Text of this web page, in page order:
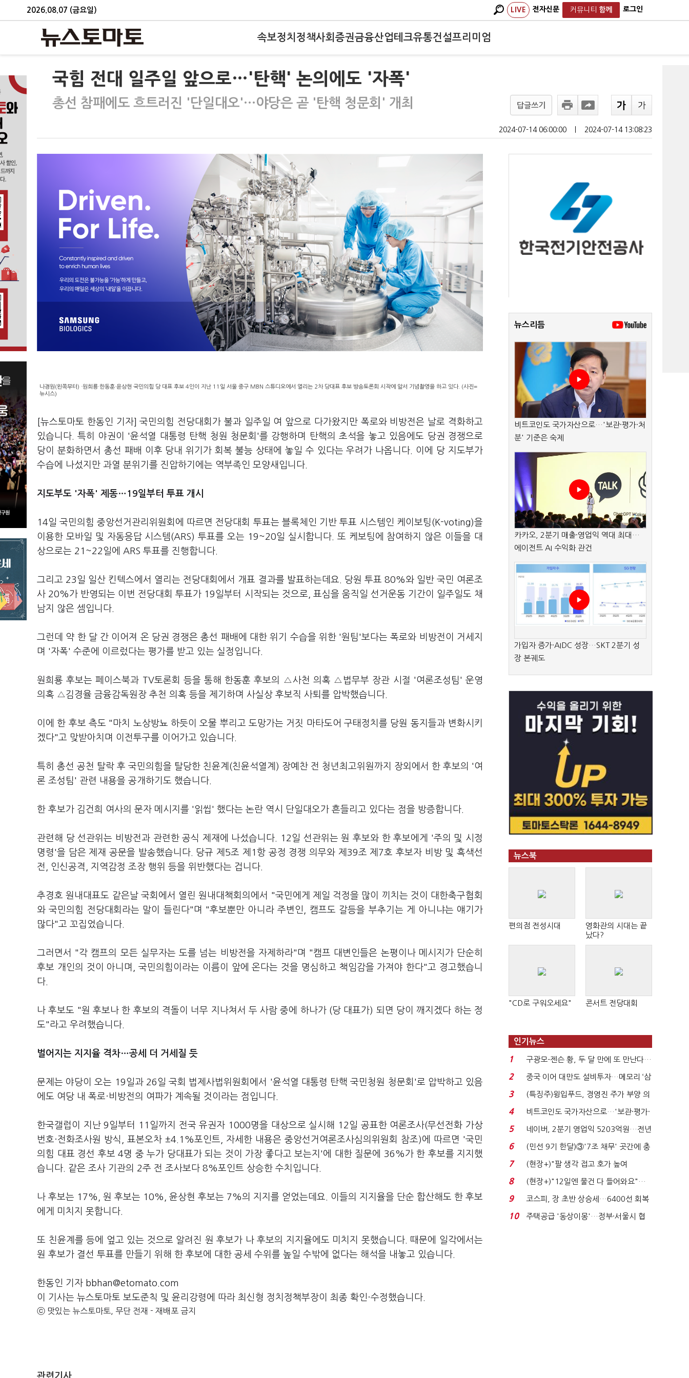
2026.08.07 (금요일) LIVE 전자신문 커뮤니티 함께 로그인
속보정치 정책사회 증권금융산업테크유통건설프리미엄
국힘 전대 일주일 앞으로…'탄핵' 논의에도 '자폭'
총선 참패에도 흐트러진 '단일대오'…야당은 곧 '탄핵 청문회' 개최 답글쓰기
2024-07-14 06:00:00 2024-07-14 13:08:23
나경원(왼쪽부터) ·원희룡·한동훈·윤상현 국민의힘 당 대표 후보 4인이 지난 11일 서울 중구 MBN 스튜디오에서 열리는 2차 당대표 후보 방송토론회 시작에 앞서 기념촬영을 하고 있다. (사진=
뉴시스)
[뉴스토마토 한동인 기자] 국민의힘 전당대회가 불과 일주일 여 앞으로 다가왔지만 폭로와 비방전은 날로 격화하고
있습니다. 특히 야권이 '윤석열 대통령 탄핵 청원 청문회'를 강행하며 탄핵의 초석을 놓고 있음에도 당권 경쟁으로
당이 분화하면서 총선 패배 이후 당내 위기가 회복 불능 상태에 놓일 수 있다는 우려가 나옵니다. 이에 당 지도부가
수습에 나섰지만 과열 분위기를 진압하기에는 역부족인 모양새입니다.
지도부도 '자폭' 제동…19일부터 투표 개시
14일 국민의힘 중앙선거관리위원회에 따르면 전당대회 투표는 블록체인 기반 투표 시스템인 케이보팅(K-voting)을
이용한 모바일 및 자동응답 시스템(ARS) 투표를 오는 19~20일 실시합니다. 또 케보팅에 참여하지 않은 이들을 대
상으로는 21~22일에 ARS 투표를 진행합니다.
그리고 23일 일산 킨텍스에서 열리는 전당대회에서 개표 결과를 발표하는데요. 당원 투표 80%와 일반 국민 여론조
사 20%가 반영되는 이번 전당대회 투표가 19일부터 시작되는 것으로, 표심을 움직일 선거운동 기간이 일주일도 채
남지 않은 셈입니다.
그런데 약 한 달 간 이어져 온 당권 경쟁은 총선 패배에 대한 위기 수습을 위한 '원팀'보다는 폭로와 비방전이 거세지
며 '자폭' 수준에 이르렀다는 평가를 받고 있는 실정입니다.
원희룡 후보는 페이스북과 TV토론회 등을 통해 한동훈 후보의 △사천 의혹 △법무부 장관 시절 '여론조성팀' 운영
의혹 △김경율 금융감독원장 추천 의혹 등을 제기하며 사실상 후보직 사퇴를 압박했습니다.
이에 한 후보 측도 "마치 노상방뇨 하듯이 오물 뿌리고 도망가는 거짓 마타도어 구태정치를 당원 동지들과 변화시키
겠다"고 맞받아치며 이전투구를 이어가고 있습니다.
특히 총선 공천 탈락 후 국민의힘을 탈당한 친윤계(친윤석열계) 장예찬 전 청년최고위원까지 장외에서 한 후보의 '여
론 조성팀' 관련 내용을 공개하기도 했습니다.
한 후보가 김건희 여사의 문자 메시지를 '읽씹' 했다는 논란 역시 단일대오가 흔들리고 있다는 점을 방증합니다.
관련해 당 선관위는 비방전과 관련한 공식 제재에 나섰습니다. 12일 선관위는 원 후보와 한 후보에게 '주의 및 시정
명령'을 담은 제재 공문을 발송했습니다. 당규 제5조 제1항 공정 경쟁 의무와 제39조 제7호 후보자 비방 및 흑색선
전, 인신공격, 지역감정 조장 행위 등을 위반했다는 겁니다.
추경호 원내대표도 같은날 국회에서 열린 원내대책회의에서 "국민에게 제일 걱정을 많이 끼치는 것이 대한축구협회
와 국민의힘 전당대회라는 말이 들린다"며 "후보뿐만 아니라 주변인, 캠프도 갈등을 부추기는 게 아니냐는 얘기가
많다"고 꼬집었습니다.
그러면서 "각 캠프의 모든 실무자는 도를 넘는 비방전을 자제하라"며 "캠프 대변인들은 논평이나 메시지가 단순히
후보 개인의 것이 아니며, 국민의힘이라는 이름이 앞에 온다는 것을 명심하고 책임감을 가져야 한다"고 경고했습니
다.
나 후보도 "원 후보나 한 후보의 격돌이 너무 지나쳐서 두 사람 중에 하나가 (당 대표가) 되면 당이 깨지겠다 하는 정
도"라고 우려했습니다.
벌어지는 지지율 격차…공세 더 거세질 듯
문제는 야당이 오는 19일과 26일 국회 법제사법위원회에서 '윤석열 대통령 탄핵 국민청원 청문회'로 압박하고 있음
에도 여당 내 폭로·비방전의 여파가 계속될 것이라는 점입니다.
한국갤럽이 지난 9일부터 11일까지 전국 유권자 1000명을 대상으로 실시해 12일 공표한 여론조사(무선전화 가상
번호·전화조사원 방식, 표본오차 ±4.1%포인트, 자세한 내용은 중앙선거여론조사심의위원회 참조)에 따르면 '국민
의힘 대표 경선 후보 4명 중 누가 당대표가 되는 것이 가장 좋다고 보는지'에 대한 질문에 36%가 한 후보를 지지했
습니다. 같은 조사 기관의 2주 전 조사보다 8%포인트 상승한 수치입니다.
나 후보는 17%, 원 후보는 10%, 윤상현 후보는 7%의 지지를 얻었는데요. 이들의 지지율을 단순 합산해도 한 후보
에게 미치지 못합니다.
또 친윤계를 등에 엎고 있는 것으로 알려진 원 후보가 나 후보의 지지율에도 미치지 못했습니다. 때문에 일각에서는
원 후보가 결선 투표를 만들기 위해 한 후보에 대한 공세 수위를 높일 수밖에 없다는 해석을 내놓고 있습니다.
한동인 기자 bbhan@etomato.com
이 기사는 뉴스토마토 보도준칙 및 윤리강령에 따라 최신형 정치정책부장이 최종 확인·수정했습니다.
ⓒ 맛있는 뉴스토마토, 무단 전재 - 재배포 금지
관련기사
뉴스리듬
비트코인도 국가자산으로…'보관·평가·처
분' 기준은 숙제
카카오, 2분기 매출·영업익 역대 최대…
에이전트 AI 수익화 관건
가입자 증가·AIDC 성장…SKT 2분기 성
장 본궤도
뉴스북
편의점 전성시대
영화관의 시대는 끝
났다?
"CD로 구워오세요" 콘서트 전당대회
인기뉴스
1
구광모-젠슨 황, 두 달 만에 또 만난다…
로봇·AI 등 논...
2
중국 이어 대만도 설비투자…메모리 ‘삼
국전쟁’
3
(특징주)윙입푸드, 경영진 주가 부양 의
지에 상한가...
4
비트코인도 국가자산으로…'보관·평가·
처분' 기준은 ...
5
네이버, 2분기 영업익 5203억원…전년
비 0.2% 감소...
6
(민선 9기 한달)③'7조 채무' 곳간에 충
격…추미애, 20년...
7
(현장+)"팔 생각 접고 호가 높여
요"…'덜 똘똘한 한 채' 20...
8
(현장+)"12일엔 물건 다 들어와요"…
빈 매대 채우며 문 연 ...
9
코스피, 장 초반 상승세…6400선 회복
시도
10
주택공급 '동상이몽'…정부·서울시 협